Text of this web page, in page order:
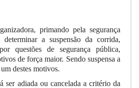
primando pela segurança
determinar a suspensão da corrida,
questões de segurança pública,
de força maior. Sendo suspensa a
destes motivos.
ser adiada ou cancelada a critério da